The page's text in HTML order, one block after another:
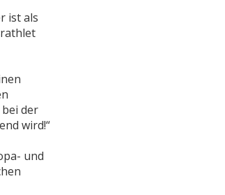
ist als
der
wird!“
und